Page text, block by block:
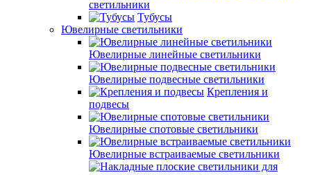
светильники
Тубусы
Ювелирные светильники
Ювелирные линейные светильники
Ювелирные подвесные светильники
Крепления и
подвесы
Ювелирные спотовые светильники
Ювелирные встраиваемые светильники